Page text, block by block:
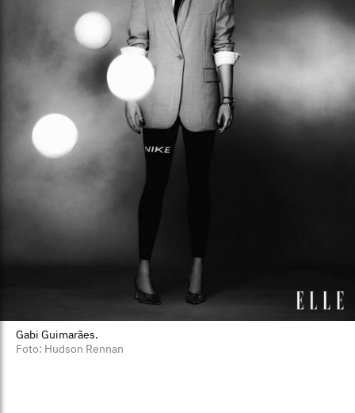
Gabi Guimarães.
Foto: Hudson Rennan